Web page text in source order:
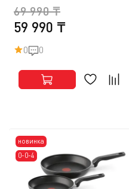
59 990 ₸
69 990 ₸
0 0
новинка
0-0-4